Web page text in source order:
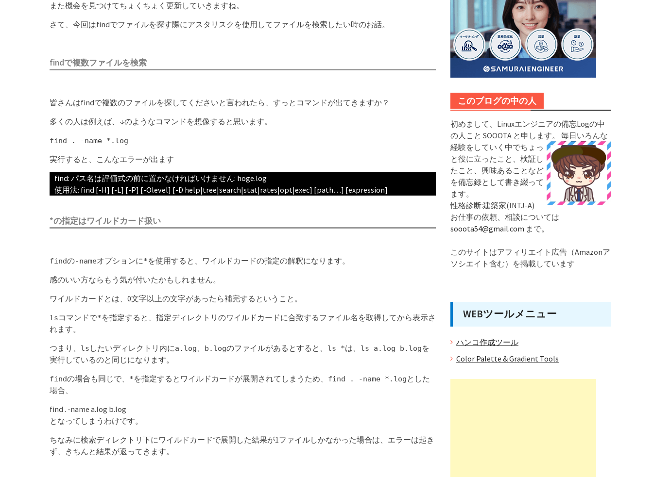
また機会を見つけてちょくちょく更新していきますね。
さて、今回はfindでファイルを探す際にアスタリスクを使用してファイルを検索したい時のお話。
findで複数ファイルを検索
皆さんはfindで複数のファイルを探してくださいと言われたら、すっとコマンドが出てきますか？
多くの人は例えば、↓のようなコマンドを想像すると思います。
find . -name *.log
実行すると、こんなエラーが出ます
find: パス名は評価式の前に置かなければいけません: hoge.log
使用法: find [-H] [-L] [-P] [-Olevel] [-D help|tree|search|stat|rates|opt|exec] [path…] [expression]
*の指定はワイルドカード扱い
findの-nameオプションに*を使用すると、ワイルドカードの指定の解釈になります。
感のいい方ならもう気が付いたかもしれません。
ワイルドカードとは、0文字以上の文字があったら補完するということ。
lsコマンドで*を指定すると、指定ディレクトリのワイルドカードに合致するファイル名を取得してから表示さ
れます。
つまり、
ls したいディレクトリ内にa.log、 b.logのファイルがあるとすると、 ls *は、 ls a.log b.logを
実行しているのと同じになります。
findの場合も同じで、 *を指定するとワイルドカードが展開されてしまうため、 find . -name *.logとした
場合、
find . -name a.log b.log
となってしまうわけです。
ちなみに検索ディレクトリ下にワイルドカードで展開した結果が1ファイルしかなかった場合は、エラーは起き
ず、きちんと結果が返ってきます。
このブログの中の人
初めまして、Linuxエンジニアの備忘Logの中
の人こと SOOOTA と申します。 毎日いろんな
経験をしていく中でちょっ
と役に立ったこと、検証し
たこと、興味あることなど
を備忘録として書き綴って
ます。
性格診断:建築家(INTJ-A)
お仕事の依頼、相談については
sooota54@gmail.com まで。
このサイトはアフィリエイト広告（Amazonア
ソシエイト含む）を掲載しています
WEBツールメニュー
ハンコ作成ツール
Color Palette & Gradient Tools